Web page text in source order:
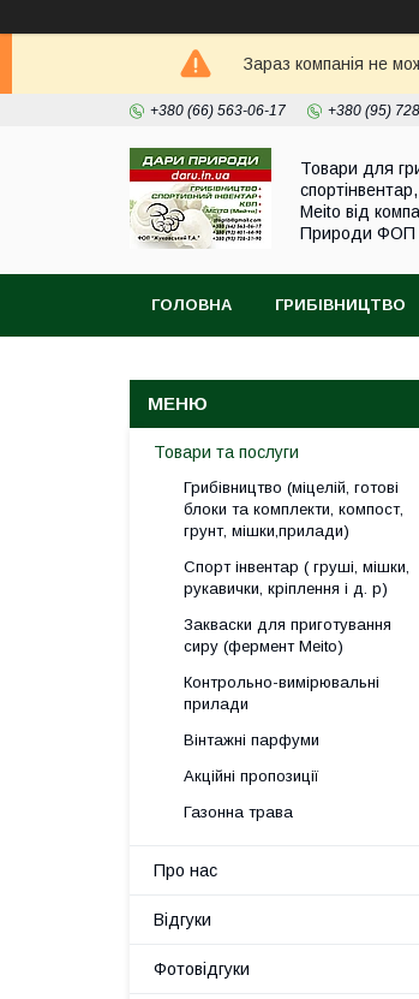
Зараз компанія не
+380 (66) 563-06-17 +380 (95)
Товари для
Meito від
Природи ФОП
ГОЛОВНА ГРИБІВНИЦТВО
Товари та послуги
Грибівництво (міцелій, готові
блоки та комплекти, компост,
грунт, мішки,прилади)
Спорт інвентар ( груші, мішки,
рукавички, кріплення і д. р)
Закваски для приготування
сиру (фермент Meito)
Контрольно-вимірювальні
прилади
Вінтажні парфуми
Акційні пропозиції
Газонна трава
Про нас
Відгуки
Фотовідгуки